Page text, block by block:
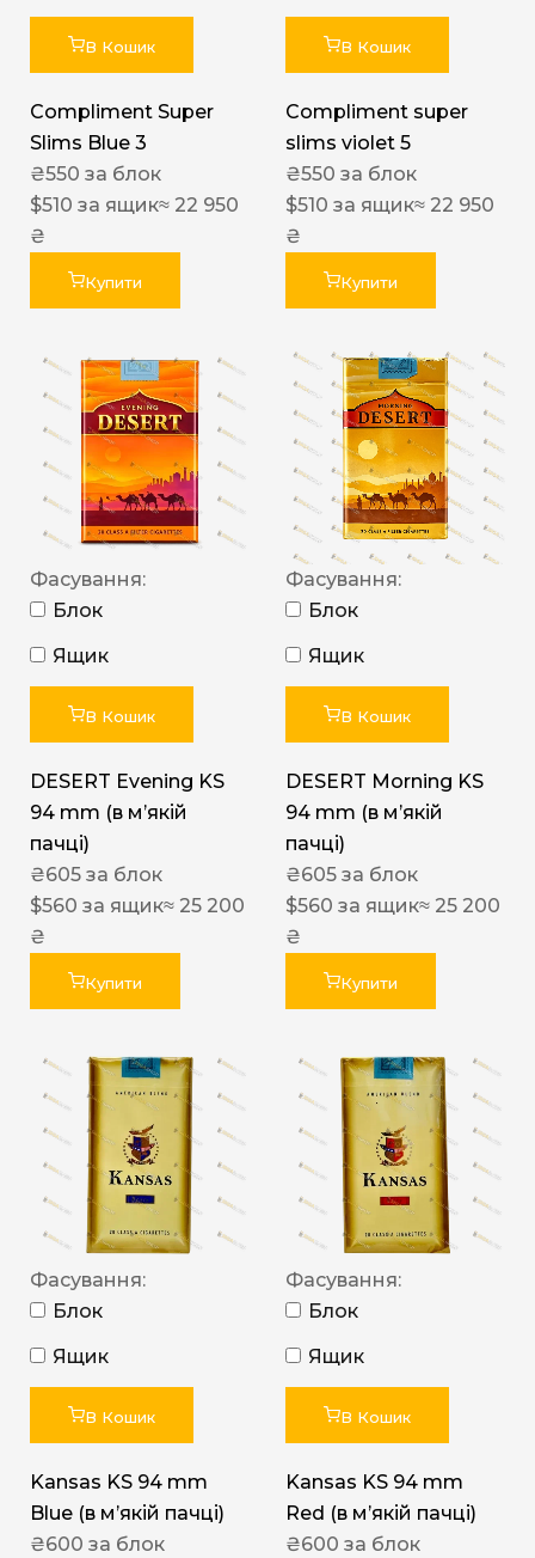
В Кошик
Compliment Super
Slims Blue 3
₴550 за блок
$510 за ящик≈ 22 950
₴
Купити
В Кошик
Compliment super
slims violet 5
₴550 за блок
$510 за ящик≈ 22 950
₴
Купити
Фасування:
Блок
Ящик
В Кошик
DESERT Evening KS
94 mm (в мʼякій
пачці)
₴605 за блок
$560 за ящик≈ 25 200
₴
Купити
Фасування:
Блок
Ящик
В Кошик
DESERT Morning KS
94 mm (в мʼякій
пачці)
₴605 за блок
$560 за ящик≈ 25 200
₴
Купити
Фасування:
Блок
Ящик
В Кошик
Kansas KS 94 mm
Blue (в мʼякій пачці)
₴600 за блок
Фасування:
Блок
Ящик
В Кошик
Kansas KS 94 mm
Red (в мʼякій пачці)
₴600 за блок